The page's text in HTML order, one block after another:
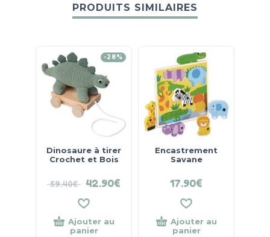
PRODUITS SIMILAIRES
-28%
Dinosaure à tirer
Crochet et Bois
59.40€ 42.90€
Ajouter au
panier
Encastrement
Savane
17.90€
Ajouter au
panier